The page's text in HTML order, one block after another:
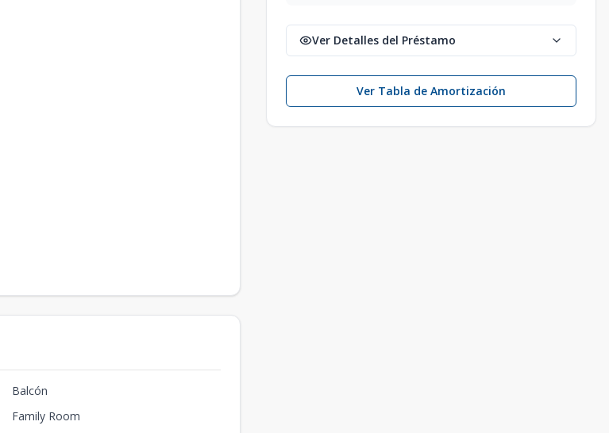
Balcón
Family Room
Ver Detalles del Préstamo
Ver Tabla de Amortización